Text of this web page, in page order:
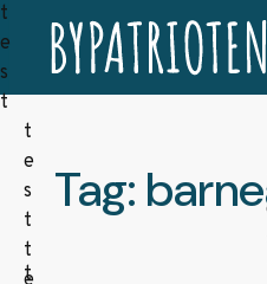
Tag: